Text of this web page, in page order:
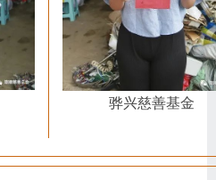
骅兴慈善基金